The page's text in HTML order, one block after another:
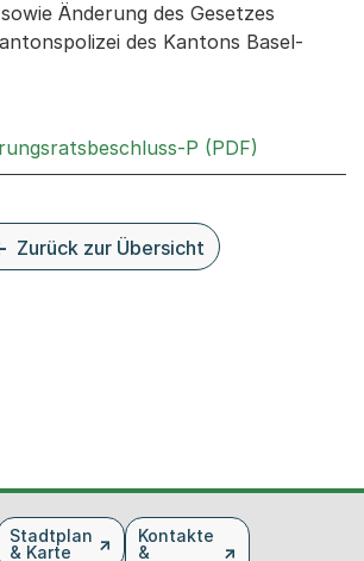
Änderung des Gesetzes
des Kantons Basel-
P (PDF)
Zurück zur Übersicht
Stadtplan
& Karte
Kontakte
&